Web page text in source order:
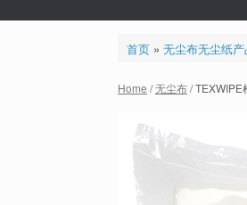
首页» 无尘布无尘纸
Home /无尘布/ TEXWIPE